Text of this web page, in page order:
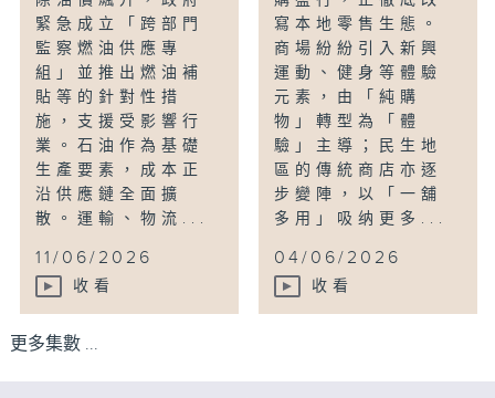
緊急成立「跨部門
監察燃油供應專
組」並推出燃油補
貼等的針對性措
施，支援受影響行
業。石油作為基礎
生產要素，成本正
沿供應鏈全面擴
散。運輸、物流...
11/06/2026
收看
寫本地零售生態。
商場紛紛引入新興
運動、健身等體驗
元素，由「純購
物」轉型為「體
驗」主導；民生地
區的傳統商店亦逐
步變陣，以「一舖
多用」吸纳更多...
04/06/2026
收看
更多集數 ...